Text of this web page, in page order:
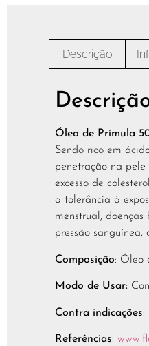
Descrição
Óleo de Prímula
Sendo rico em
penetração na
excesso de
a tolerância à
menstrual,
pressão
Composição: Óleo
Modo de Usar:
Contra indicações:
Referências: